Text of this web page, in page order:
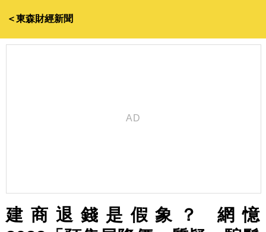
＜東森財經新聞
建商退錢是假象？ 網憶